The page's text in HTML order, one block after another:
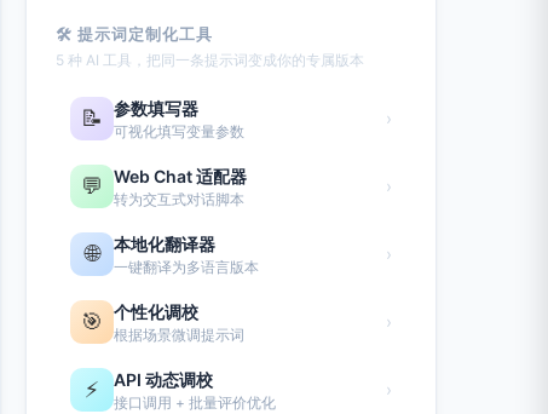
🛠 提示词定制化工具
5 种 AI 工具，把同一条提示词变成你的专属版本
📝 参数填写器
可视化填写变量参数
›
💬 Web Chat 适配器
转为交互式对话脚本
›
🌐 本地化翻译器
一键翻译为多语言版本
›
🎯 个性化调校
根据场景微调提示词
›
⚡ API 动态调校
接口调用 + 批量评价优化
›